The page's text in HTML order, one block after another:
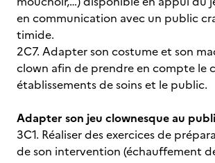
en communication avec un public
timide.
2C7. Adapter son costume et son
clown afin de prendre en compte le
établissements de soins et le public.
Adapter son jeu clownesque au
3C1. Réaliser des exercices de
de son intervention (échauffement